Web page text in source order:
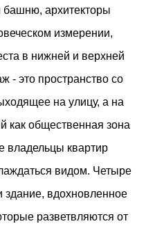
башню, архитекторы
измерении,
в нижней и верхней
- это пространство со
на улицу, а на
как общественная зона
владельцы квартир
видом. Четыре
здание, вдохновленное
разветвляются от